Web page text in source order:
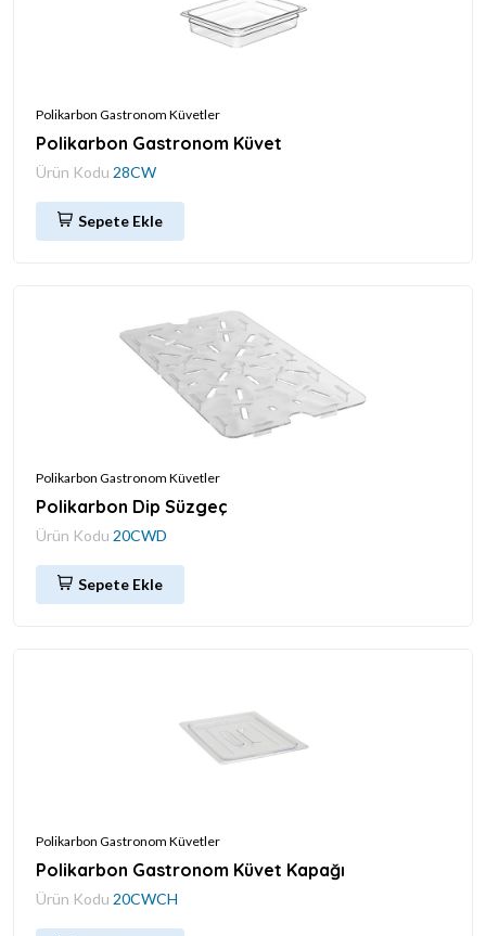
Polikarbon Gastronom Küvetler
Polikarbon Gastronom Küvet
Ürün Kodu 28CW
Sepete Ekle
Polikarbon Gastronom Küvetler
Polikarbon Dip Süzgeç
Ürün Kodu 20CWD
Sepete Ekle
Polikarbon Gastronom Küvetler
Polikarbon Gastronom Küvet Kapağı
Ürün Kodu 20CWCH